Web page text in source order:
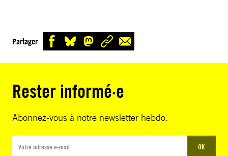
Partager
Rester informé·e
Abonnez-vous à notre newsletter hebdo.
OK